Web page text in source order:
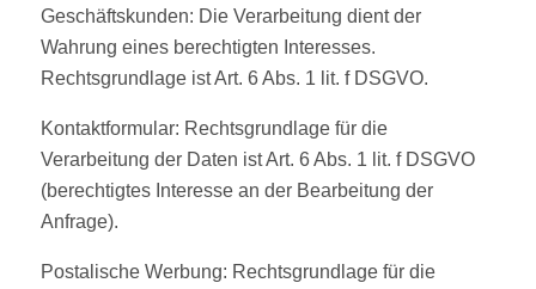
Geschäftskunden: Die Verarbeitung dient der
Wahrung eines berechtigten Interesses.
Rechtsgrundlage ist Art. 6 Abs. 1 lit. f DSGVO.
Kontaktformular: Rechtsgrundlage für die
Verarbeitung der Daten ist Art. 6 Abs. 1 lit. f DSGVO
(berechtigtes Interesse an der Bearbeitung der
Anfrage).
Postalische Werbung: Rechtsgrundlage für die